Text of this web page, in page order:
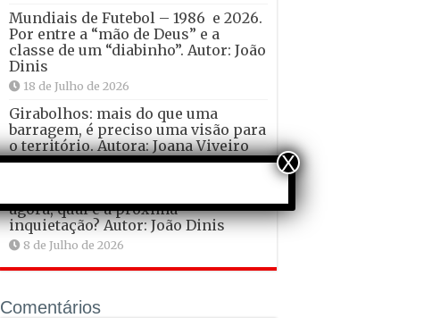
Mundiais de Futebol – 1986 e 2026.
Por entre a “mão de Deus” e a
classe de um “diabinho”. Autor: João
Dinis
18 de Julho de 2026
Girabolhos: mais do que uma
barragem, é preciso uma visão para
o território. Autora: Joana Viveiro
17 de Julho de 2026
agora, qual é a próxima
inquietação? Autor: João Dinis
8 de Julho de 2026
Comentários
X